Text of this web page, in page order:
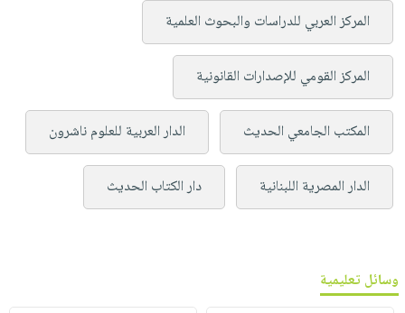
المركز العربي للدراسات والبحوث العلمية
المركز القومي للإصدارات القانونية
المكتب الجامعي الحديث الدار العربية للعلوم ناشرون
الدار المصرية اللبنانية دار الكتاب الحديث
وسائل تعليمية